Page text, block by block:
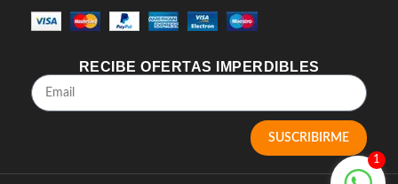
RECIBE OFERTAS IMPERDIBLES
SUSCRIBIRME
1